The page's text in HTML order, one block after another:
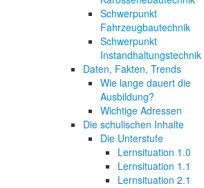
Schwerpunkt
Fahrzeugbautechnik
Schwerpunkt
Instandhaltungstechnik
Daten, Fakten, Trends
Wie lange dauert die
Ausbildung?
Wichtige Adressen
Die schulischen Inhalte
Die Unterstufe
Lernsituation 1.0
Lernsituation 1.1
Lernsituation 2.1